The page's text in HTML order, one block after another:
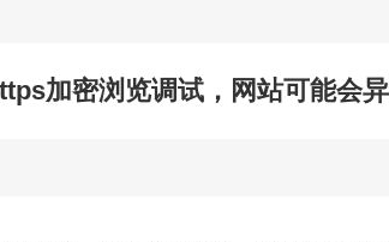
加密浏览调试，网站可能会